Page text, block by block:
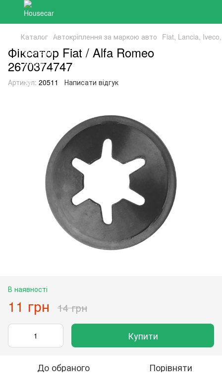
Каталог Автокріплення за маркою авто Fiat, Lancia,
Фіксатор Fiat / Alfa Romeo
2670374747
Артикул: 20511 Написати відгук
В наявності
11 грн 14 грн
Купити
До обраного Порівняти